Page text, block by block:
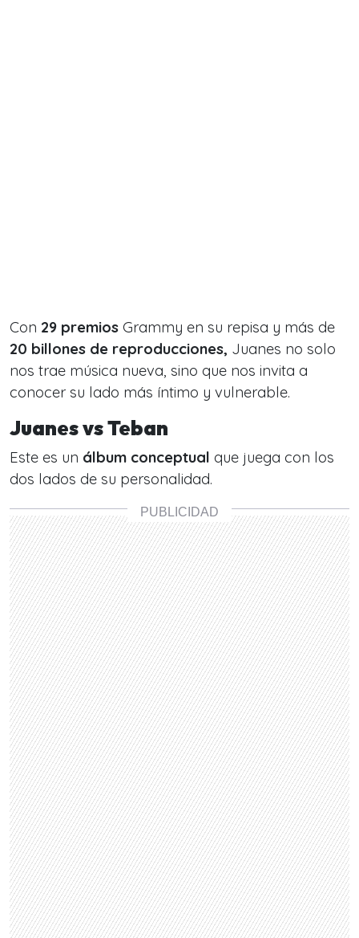
Con 29 premios Grammy en su repisa y más de
20 billones de reproducciones, Juanes no solo
nos trae música nueva, sino que nos invita a
conocer su lado más íntimo y vulnerable.
Juanes vs Teban
Este es un álbum conceptual que juega con los
dos lados de su personalidad.